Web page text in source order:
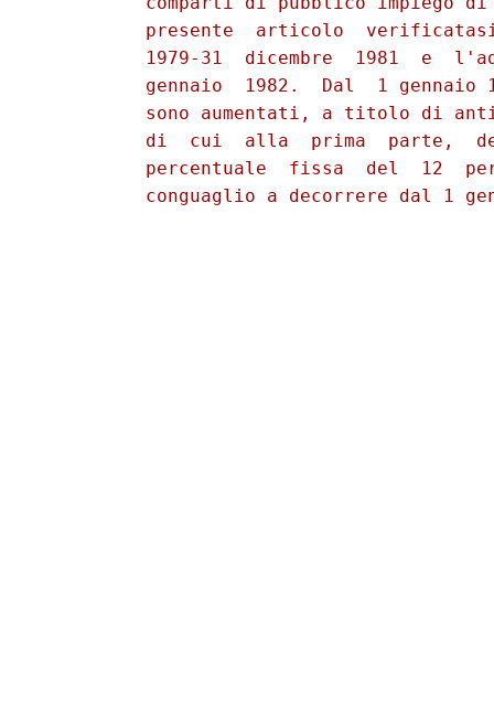
presente  articolo
1979-31  dicembre  1981  e
gennaio  1982.  Dal  1 gennaio
sono aumentati, a titolo di
di  cui  alla  prima  parte,
percentuale  fissa  del  12